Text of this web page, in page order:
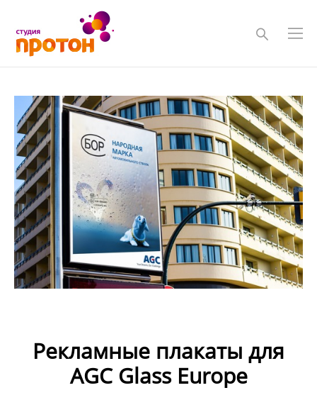
Рекламные плакаты для
AGC Glass Europe